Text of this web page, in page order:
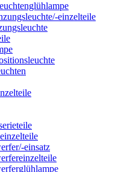
einzelteile
einsatz